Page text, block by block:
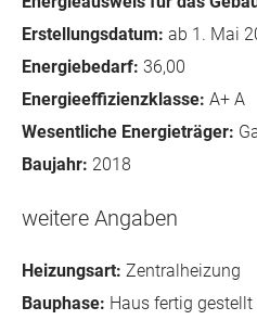
Erstellungsdatum: ab 1. Mai
Energiebedarf: 36,00
Energieeffizienzklasse: A+ A
Wesentliche Energieträger:
Baujahr: 2018
weitere Angaben
Heizungsart: Zentralheizung
Bauphase: Haus fertig gestellt